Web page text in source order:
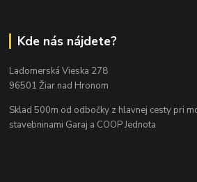
Kde nás nájdete?
Ladomerská Vieska 278
96501 Žiar nad Hronom
Sklad 500m od odbočky z hlavnej cesty pri
stavebninami Garaj a COOP Jednota